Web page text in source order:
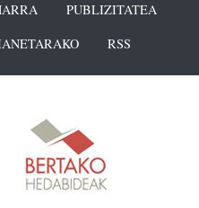
PUBLIZITATEA
RSS